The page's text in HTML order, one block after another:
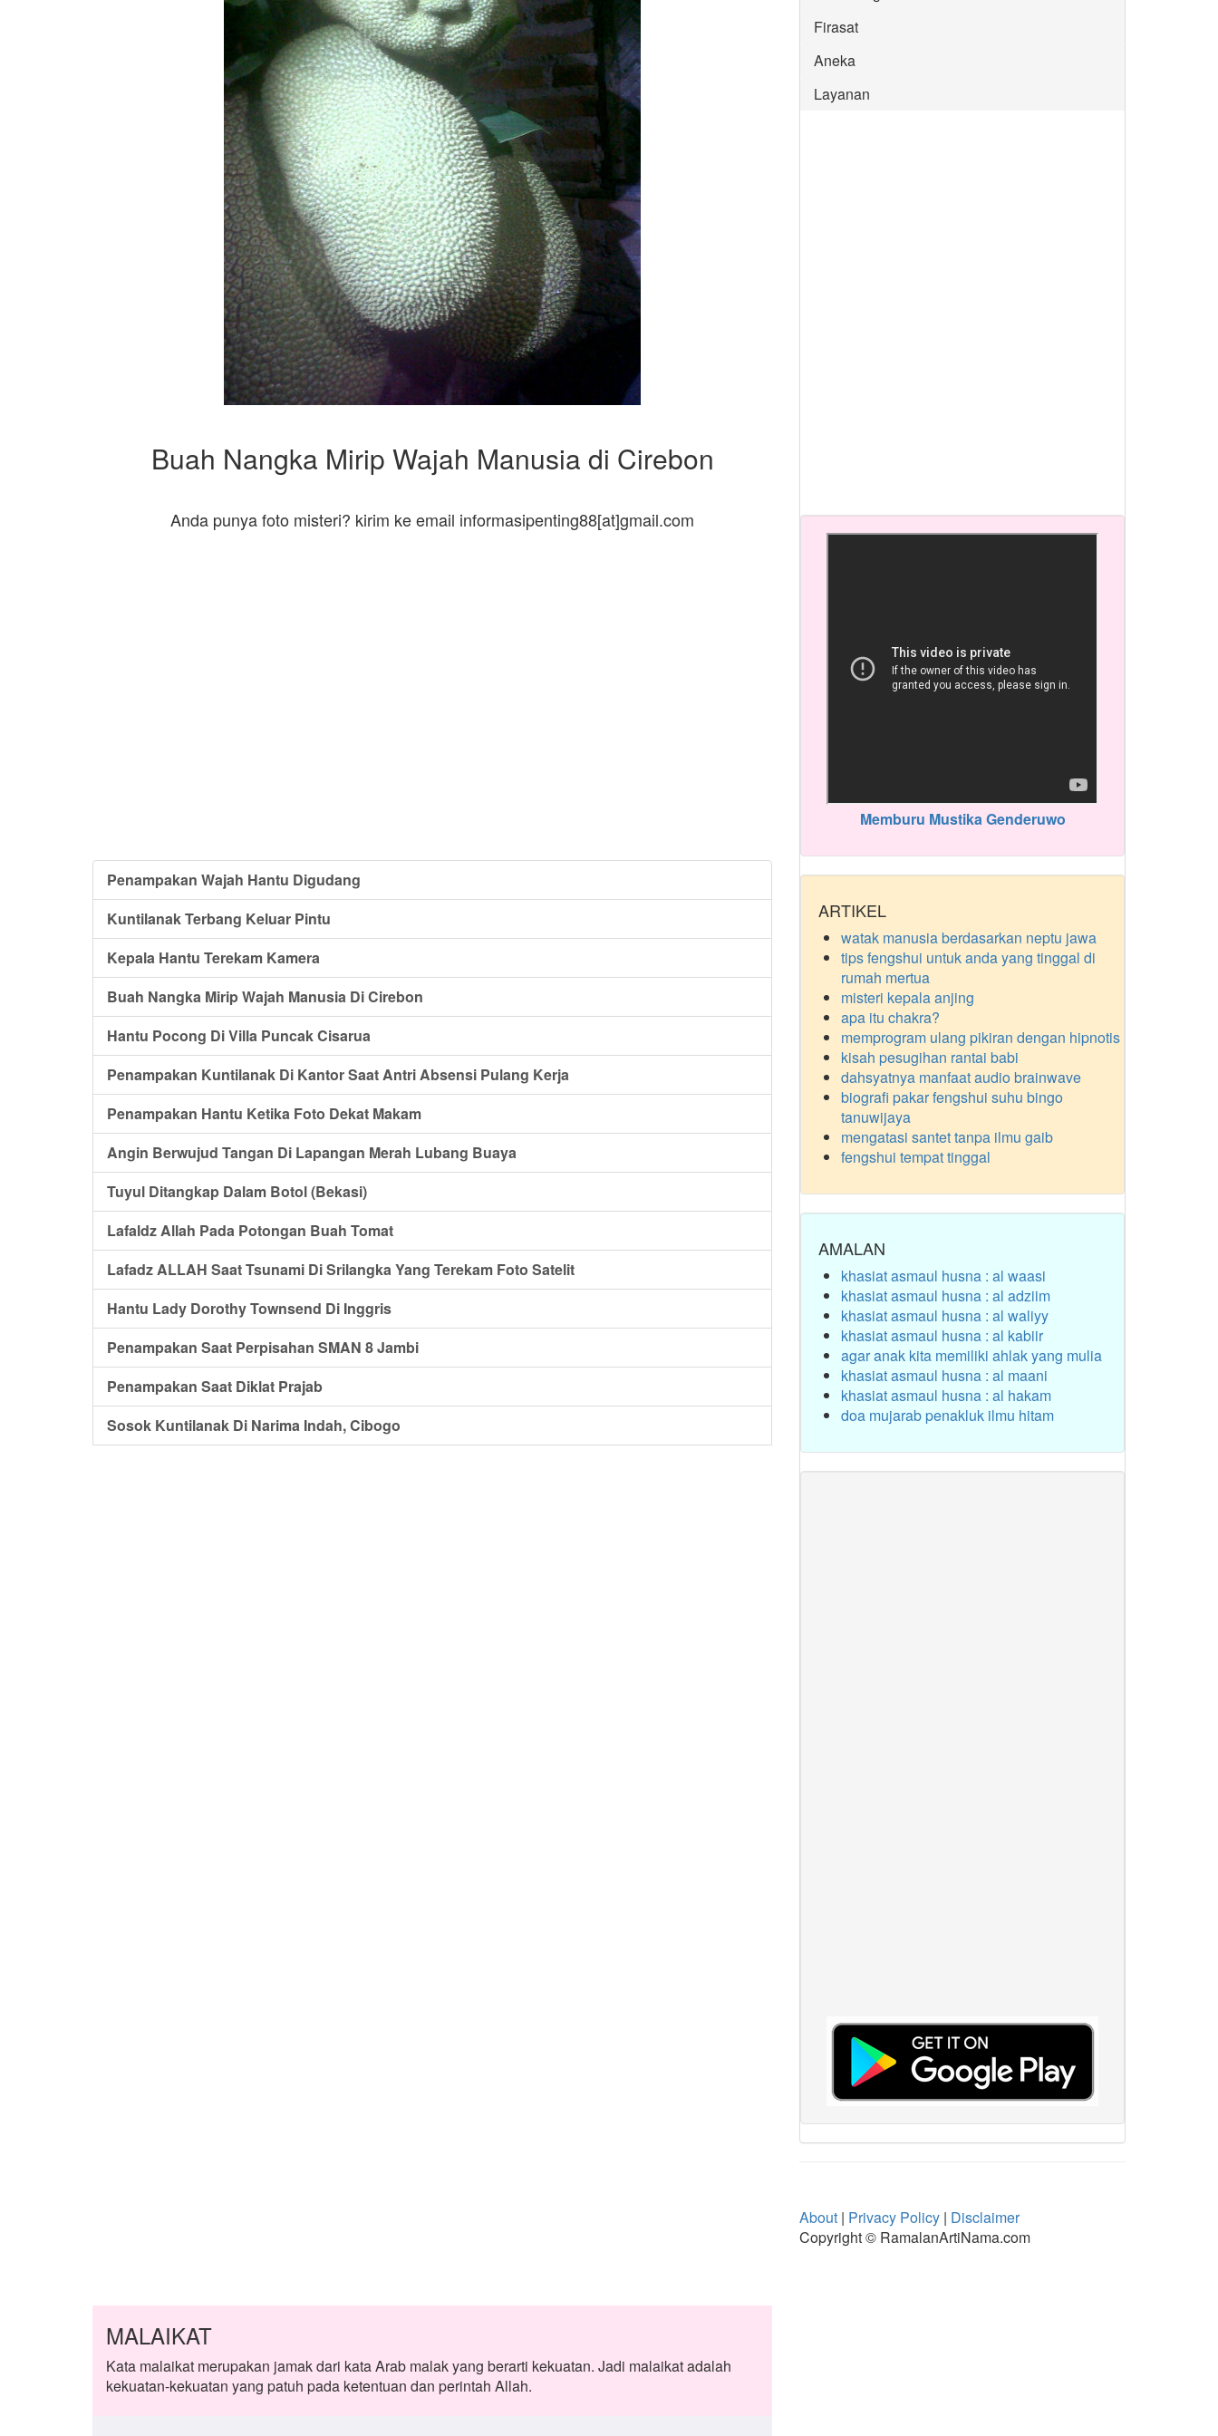
Buah Nangka Mirip Wajah Manusia di Cirebon
Anda punya foto misteri? kirim ke email informasipenting88[at]gmail.com
Penampakan Wajah Hantu Digudang
Kuntilanak Terbang Keluar Pintu
Kepala Hantu Terekam Kamera
Buah Nangka Mirip Wajah Manusia Di Cirebon
Hantu Pocong Di Villa Puncak Cisarua
Penampakan Kuntilanak Di Kantor Saat Antri Absensi Pulang Kerja
Penampakan Hantu Ketika Foto Dekat Makam
Angin Berwujud Tangan Di Lapangan Merah Lubang Buaya
Tuyul Ditangkap Dalam Botol (Bekasi)
Lafaldz Allah Pada Potongan Buah Tomat
Lafadz ALLAH Saat Tsunami Di Srilangka Yang Terekam Foto Satelit
Hantu Lady Dorothy Townsend Di Inggris
Penampakan Saat Perpisahan SMAN 8 Jambi
Penampakan Saat Diklat Prajab
Sosok Kuntilanak Di Narima Indah, Cibogo
MALAIKAT
Kata malaikat merupakan jamak dari kata Arab malak yang berarti kekuatan. Jadi malaikat adalah
kekuatan-kekuatan yang patuh pada ketentuan dan perintah Allah.
Firasat
Aneka
Layanan
Memburu Mustika Genderuwo
ARTIKEL
watak manusia berdasarkan neptu jawa
tips fengshui untuk anda yang tinggal di
rumah mertua
misteri kepala anjing
apa itu chakra?
memprogram ulang pikiran dengan hipnotis
kisah pesugihan rantai babi
dahsyatnya manfaat audio brainwave
biografi pakar fengshui suhu bingo
tanuwijaya
mengatasi santet tanpa ilmu gaib
fengshui tempat tinggal
AMALAN
khasiat asmaul husna : al waasi
khasiat asmaul husna : al adziim
khasiat asmaul husna : al waliyy
khasiat asmaul husna : al kabiir
agar anak kita memiliki ahlak yang mulia
khasiat asmaul husna : al maani
khasiat asmaul husna : al hakam
doa mujarab penakluk ilmu hitam
About | Privacy Policy | Disclaimer
Copyright © RamalanArtiNama.com